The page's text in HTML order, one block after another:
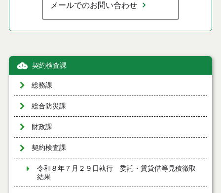
メールでのお問い合わせ
契約検査課
総務課
総合防災課
財政課
契約検査課
令和８年７月２９日執行 委託・賃貸借等見積徴取
結果